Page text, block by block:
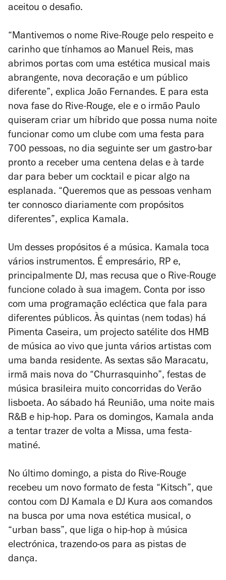
aceitou o desafio.
“Mantivemos o nome Rive-Rouge pelo respeito e
carinho que tínhamos ao Manuel Reis, mas
abrimos portas com uma estética musical mais
abrangente, nova decoração e um público
diferente”, explica João Fernandes. E para esta
nova fase do Rive-Rouge, ele e o irmão Paulo
quiseram criar um híbrido que possa numa noite
funcionar como um clube com uma festa para
700 pessoas, no dia seguinte ser um gastro-bar
pronto a receber uma centena delas e à tarde
dar para beber um cocktail e picar algo na
esplanada. “Queremos que as pessoas venham
ter connosco diariamente com propósitos
diferentes”, explica Kamala.
Um desses propósitos é a música. Kamala toca
vários instrumentos. É empresário, RP e,
principalmente DJ, mas recusa que o Rive-Rouge
funcione colado à sua imagem. Conta por isso
com uma programação ecléctica que fala para
diferentes públicos. Às quintas (nem todas) há
Pimenta Caseira, um projecto satélite dos HMB
de música ao vivo que junta vários artistas com
uma banda residente. As sextas são Maracatu,
irmã mais nova do “Churrasquinho”, festas de
música brasileira muito concorridas do Verão
lisboeta. Ao sábado há Reunião, uma noite mais
R&B e hip-hop. Para os domingos, Kamala anda
a tentar trazer de volta a Missa, uma festa-
matiné.
No último domingo, a pista do Rive-Rouge
recebeu um novo formato de festa “Kitsch”, que
contou com DJ Kamala e DJ Kura aos comandos
na busca por uma nova estética musical, o
“urban bass”, que liga o hip-hop à música
electrónica, trazendo-os para as pistas de
dança.